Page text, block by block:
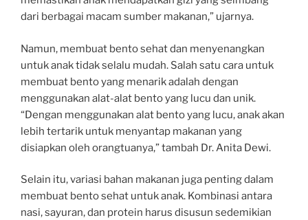
dari berbagai macam sumber makanan,” ujarnya.
Namun, membuat bento sehat dan menyenangkan
untuk anak tidak selalu mudah. Salah satu cara untuk
membuat bento yang menarik adalah dengan
menggunakan alat-alat bento yang lucu dan unik.
“Dengan menggunakan alat bento yang lucu, anak akan
lebih tertarik untuk menyantap makanan yang
disiapkan oleh orangtuanya,” tambah Dr. Anita Dewi.
Selain itu, variasi bahan makanan juga penting dalam
membuat bento sehat untuk anak. Kombinasi antara
nasi, sayuran, dan protein harus disusun sedemikian